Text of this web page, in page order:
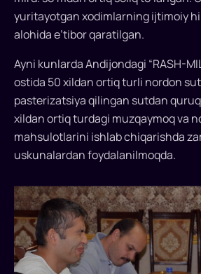
esa
o‘qituvchi
orzu
qiladi.
Yana
shunday
orzu
egalari
bo‘ladiki,
bolalikdan
yangi
qurilayotgan
imoratlar,
ularning
yuritayotgan xodimlarning ijtimoiy
alohida e’tibor qaratilgan.
Ayni kunlarda Andijondagi “RASH-
ostida 50 xildan ortiq turli nordon
pasterizatsiya qilingan sutdan
xildan ortiq turdagi muzqaymoq va
mahsulotlarini ishlab chiqarishda
uskunalardan foydalanilmoqda.